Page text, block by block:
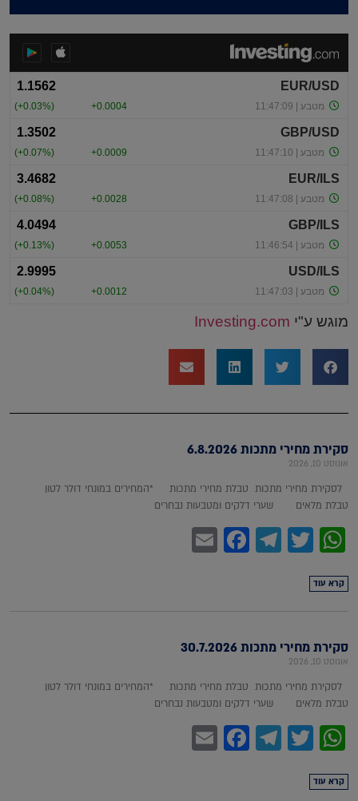
מוגש ע"י Investing.com
סקירת מחירי מתכות 6.8.2026
אוגוסט 10, 2026
לסקירת מחירי מתכות טבלת מחירי מתכות *המחירים במונחי דולר לטון
טבלת מלאים שערי דלקים ומטבעות נבחרים
WhatsApp
Twitter
Telegram
Facebook
קרא עוד
סקירת מחירי מתכות 30.7.2026
אוגוסט 10, 2026
לסקירת מחירי מתכות טבלת מחירי מתכות *המחירים במונחי דולר לטון
טבלת מלאים שערי דלקים ומטבעות נבחרים
WhatsApp
Twitter
Telegram
Facebook
קרא עוד